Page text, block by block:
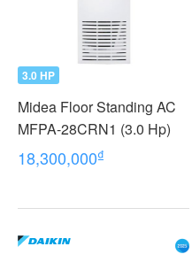
3.0 HP
Midea Floor Standing AC
MFPA-28CRN1 (3.0 Hp)
18,300,000₫